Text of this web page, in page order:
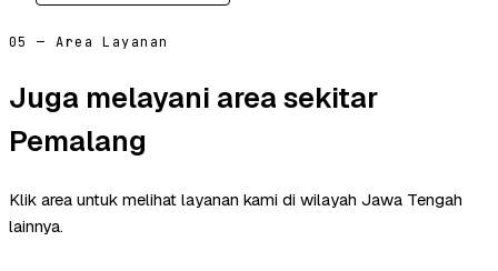
05 — Area Layanan
Juga melayani area sekitar
Pemalang
Klik area untuk melihat layanan kami di wilayah Jawa Tengah
lainnya.